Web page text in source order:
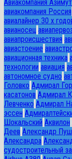
Авиакомпания Азимут
авиакомпания Россия
авиалайнер 30 х
авианосец
авиапроисшествия
авиастоение
авиационная техника
технологии авиация
автономное судно
Головко Адмирал
касатонов Адмирал
Левченко Адмирал
эссен
Шокальский Аквилон
Деев Александр
Александра
судостроительный